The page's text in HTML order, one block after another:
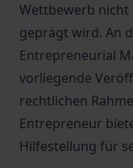
Wettbewerb nicht
geprägt wird. An
Entrepreneurial
vorliegende
rechtlichen
Entrepreneur
Hilfestellung für